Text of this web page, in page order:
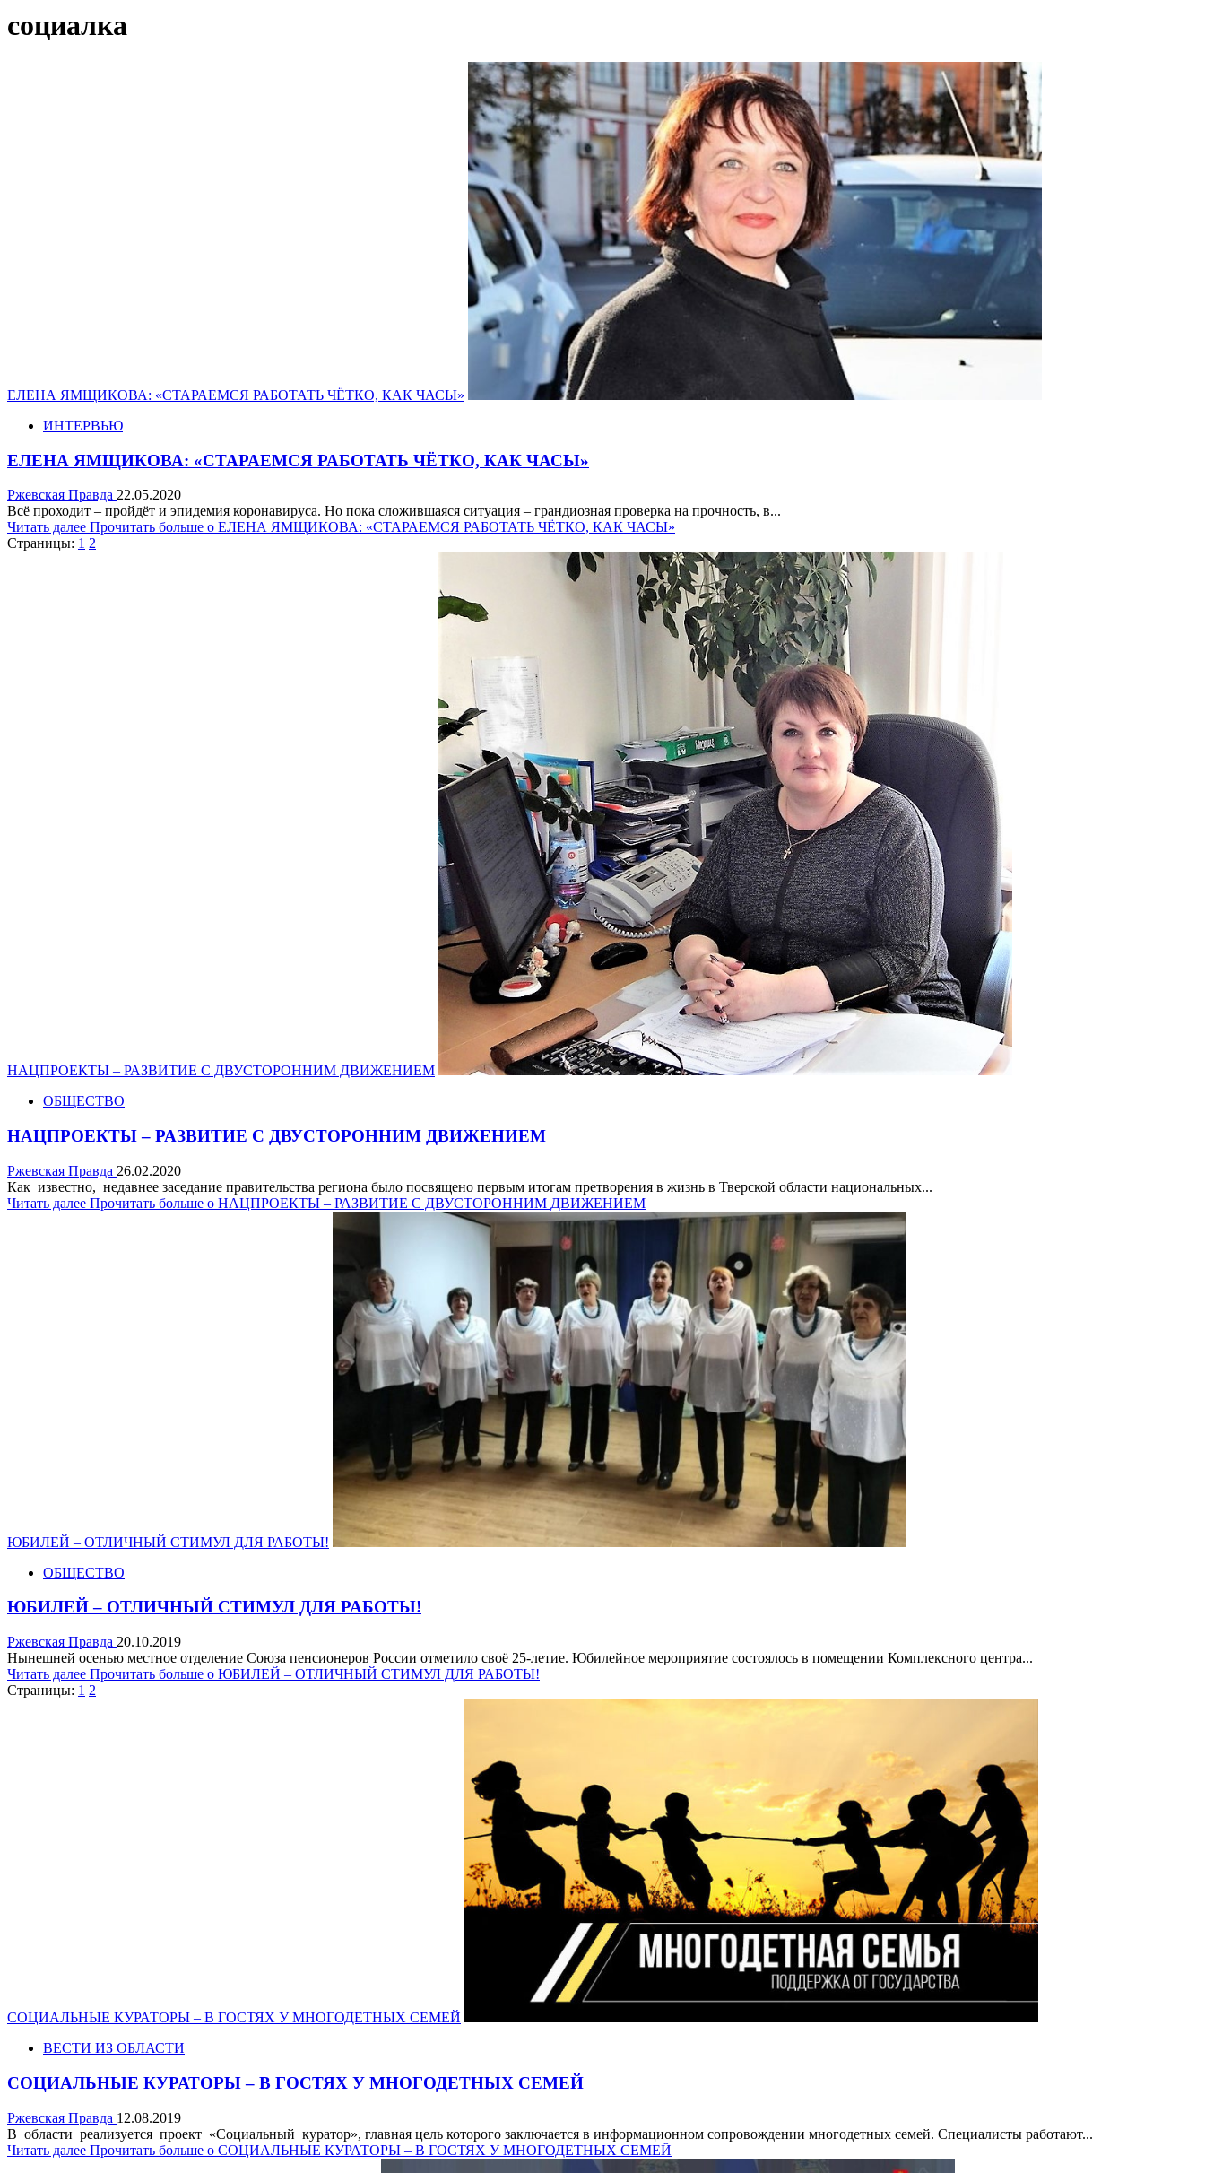
социалка
ЕЛЕНА ЯМЩИКОВА: «СТАРАЕМСЯ РАБОТАТЬ ЧЁТКО, КАК ЧАСЫ»
ИНТЕРВЬЮ
ЕЛЕНА ЯМЩИКОВА: «СТАРАЕМСЯ РАБОТАТЬ ЧЁТКО, КАК ЧАСЫ»
Ржевская Правда 22.05.2020
Всё проходит – пройдёт и эпидемия коронавируса. Но пока сложившаяся ситуация – грандиозная проверка на прочность, в...
Читать далее Прочитать больше о ЕЛЕНА ЯМЩИКОВА: «СТАРАЕМСЯ РАБОТАТЬ ЧЁТКО, КАК ЧАСЫ»
Страницы: 1 2
НАЦПРОЕКТЫ – РАЗВИТИЕ С ДВУСТОРОННИМ ДВИЖЕНИЕМ
ОБЩЕСТВО
НАЦПРОЕКТЫ – РАЗВИТИЕ С ДВУСТОРОННИМ ДВИЖЕНИЕМ
Ржевская Правда 26.02.2020
Как известно, недавнее заседание правительства региона было посвящено первым итогам претворения в жизнь в Тверской области национальных...
Читать далее Прочитать больше о НАЦПРОЕКТЫ – РАЗВИТИЕ С ДВУСТОРОННИМ ДВИЖЕНИЕМ
ЮБИЛЕЙ – ОТЛИЧНЫЙ СТИМУЛ ДЛЯ РАБОТЫ!
ОБЩЕСТВО
ЮБИЛЕЙ – ОТЛИЧНЫЙ СТИМУЛ ДЛЯ РАБОТЫ!
Ржевская Правда 20.10.2019
Нынешней осенью местное отделение Союза пенсионеров России отметило своё 25-летие. Юбилейное мероприятие состоялось в помещении Комплексного центра...
Читать далее Прочитать больше о ЮБИЛЕЙ – ОТЛИЧНЫЙ СТИМУЛ ДЛЯ РАБОТЫ!
Страницы: 1 2
СОЦИАЛЬНЫЕ КУРАТОРЫ – В ГОСТЯХ У МНОГОДЕТНЫХ СЕМЕЙ
ВЕСТИ ИЗ ОБЛАСТИ
СОЦИАЛЬНЫЕ КУРАТОРЫ – В ГОСТЯХ У МНОГОДЕТНЫХ СЕМЕЙ
Ржевская Правда 12.08.2019
В области реализуется проект «Социальный куратор», главная цель которого заключается в информационном сопровождении многодетных семей. Специалисты работают...
Читать далее Прочитать больше о СОЦИАЛЬНЫЕ КУРАТОРЫ – В ГОСТЯХ У МНОГОДЕТНЫХ СЕМЕЙ